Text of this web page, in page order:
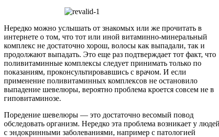
Нередко можно услышать от знакомых или же прочитать в
интернете о том, что тот или иной витаминно-минеральный
комплекс не достаточно хорош, волосы как выпадали, так и
продолжают выпадать. Это еще раз подтверждает тот факт, что
поливитаминные комплексы следует принимать только по
показаниям, проконсультировавшись с врачом. И если
применение поливитаминных комплексов не остановило
выпадение шевелюры, вероятно проблема кроется совсем не в
гиповитаминозе.
Поредение шевелюры — это достаточно весомый повод
обследовать организм. Нередко эта проблема возникает у
с эндокринными заболеваниями, например с патологией